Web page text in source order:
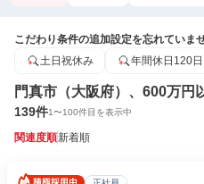
こだわり条件の追加設定を忘れていま
土日祝休み
年間休日120
門真市（大阪府）、600万円
139件1〜100件目を表示中
関連度順新着順